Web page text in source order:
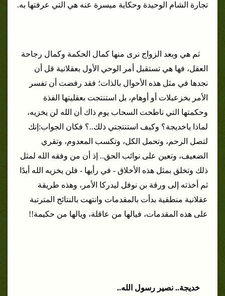
تجارة الشام الوحيدة وحكاية ميسرة عنه هي التي عرفتها به.
ثم هي وبعد الزواج نرى منها كمال الحكمة وكمال رجاحة
العقل، فها هي تستقبل أمر الوحي الأول بعقلانية قل أن
نجدها في مثل هذه الأحوال بالذات؛ فقد رفضت أن تفسر
الأمر بخزعبلات أو أوهام، بل استنتجت بعقليتها الفذة
وحكمتها التي ناطحت السحاب يوم ذاك أن الله لن يخزيه،
لماذا ياخديجة؟ وكيف استنتجتي ذلك..؟ فكان الجواب: إنك
لتصل الرحم، وتحمل الكل، وتكسب المعدوم، وتقري
الضعيف، وتعين على نوائب الحق.. إذ أن من وفقه الله لمثل
ذلك وتخلق بمثل هذه الأخلاق - في رأيها - فلن يخزيه الله أبدًا
ثم أخذته إلى ورقة بن نوفل ليدركا الأمر، وهذه طريقة
عقلانية منطقية بدأت بالمقدمات وانتهت بالنتائج المترتبة
على هذه المقدمات، فيالها من عاقلة، ويالها من حكيمة!!
خديجة.. نصير رسول الله..